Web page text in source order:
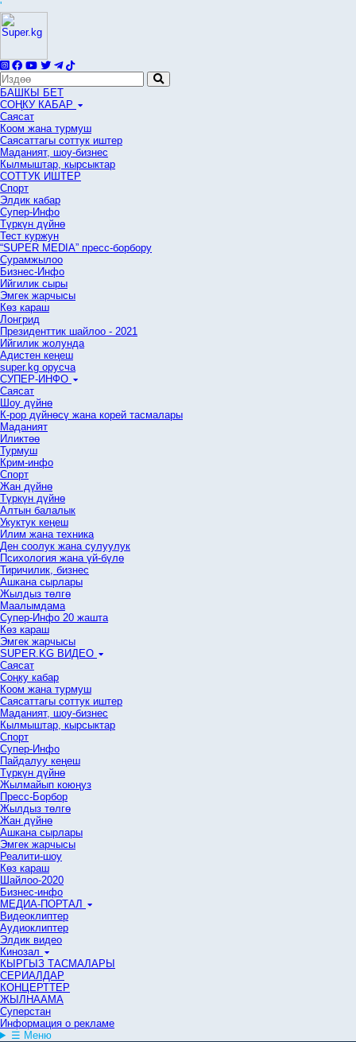
'
БАШКЫ БЕТ
СОҢКУ КАБАР
Саясат
Коом жана турмуш
Саясаттагы соттук иштер
Маданият, шоу-бизнес
Кылмыштар, кырсыктар
СОТТУК ИШТЕР
Спорт
Элдик кабар
Супер-Инфо
Түркүн дүйнө
Тест куржун
“SUPER MEDIA” пресс-борбору
Сурамжылоо
Бизнес-Инфо
Ийгилик сыры
Эмгек жарчысы
Көз караш
Лонгрид
Президенттик шайлоо - 2021
Ийгилик жолунда
Адистен кеңеш
super.kg орусча
СУПЕР-ИНФО
Саясат
Шоу дүйнө
К-рор дүйнөсү жана корей тасмалары
Маданият
Иликтөө
Турмуш
Крим-инфо
Спорт
Жан дүйнө
Түркүн дүйнө
Алтын балалык
Укуктук кеӊеш
Илим жана техника
Ден соолук жана сулуулук
Психология жана үй-бүлө
Тиричилик, бизнес
Ашкана сырлары
Жылдыз төлгө
Маалымдама
Супер-Инфо 20 жашта
Көз караш
Эмгек жарчысы
SUPER.KG ВИДЕО
Саясат
Cоңку кабар
Коом жана турмуш
Саясаттагы соттук иштер
Маданият, шоу-бизнес
Кылмыштар, кырсыктар
Спорт
Супер-Инфо
Пайдалуу кеңеш
Түркүн дүйнө
Жылмайып коюңуз
Пресс-Борбор
Жылдыз төлгө
Жан дүйнө
Ашкана сырлары
Эмгек жарчысы
Реалити-шоу
Көз караш
Шайлоо-2020
Бизнес-инфо
МЕДИА-ПОРТАЛ
Видеоклиптер
Аудиоклиптер
Элдик видео
Кинозал
КЫРГЫЗ ТАСМАЛАРЫ
СЕРИАЛДАР
КОНЦЕРТТЕР
ЖЫЛНААМА
Суперстан
Информация о рекламе
☰ Меню